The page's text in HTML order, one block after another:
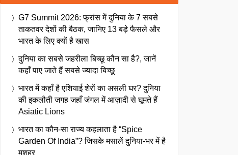
G7 Summit 2026: फ्रांस में दुनिया के 7 सबसे
ताकतवर देशों की बैठक, जानिए 13 बड़े फैसले और
भारत के लिए क्यों है खास
दुनिया का सबसे जहरीला बिच्छू कौन सा है?, जानें
कहाँ पाए जाते हैं सबसे ज्यादा बिच्छू
भारत में कहाँ है एशियाई शेरों का असली घर? दुनिया
की इकलौती जगह जहाँ जंगल में आज़ादी से घूमते हैं
Asiatic Lions
भारत का कौन-सा राज्य कहलाता है “Spice
Garden Of India”? जिसके मसालें दुनिया-भर में है
मशहूर